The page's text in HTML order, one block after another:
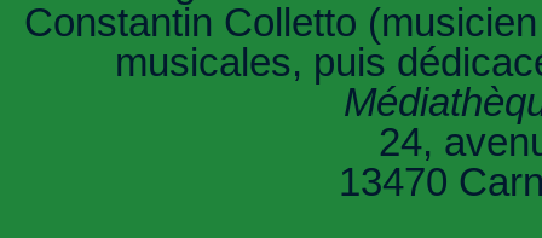
Constantin Colletto
musicales, puis
24,
13470